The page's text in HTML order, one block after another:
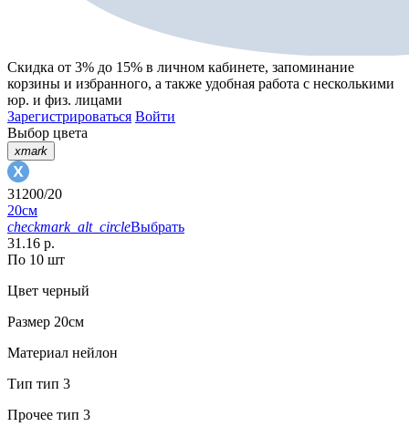
Скидка от 3% до 15% в личном кабинете, запоминание
корзины и избранного, а также удобная работа с несколькими
юр. и физ. лицами
Зарегистрироваться Войти
Выбор цвета
xmark
31200/20
20см
checkmark_alt_circleВыбрать
31.16 р.
По 10 шт
Цвет черный
Размер 20см
Материал нейлон
Тип тип 3
Прочее тип 3